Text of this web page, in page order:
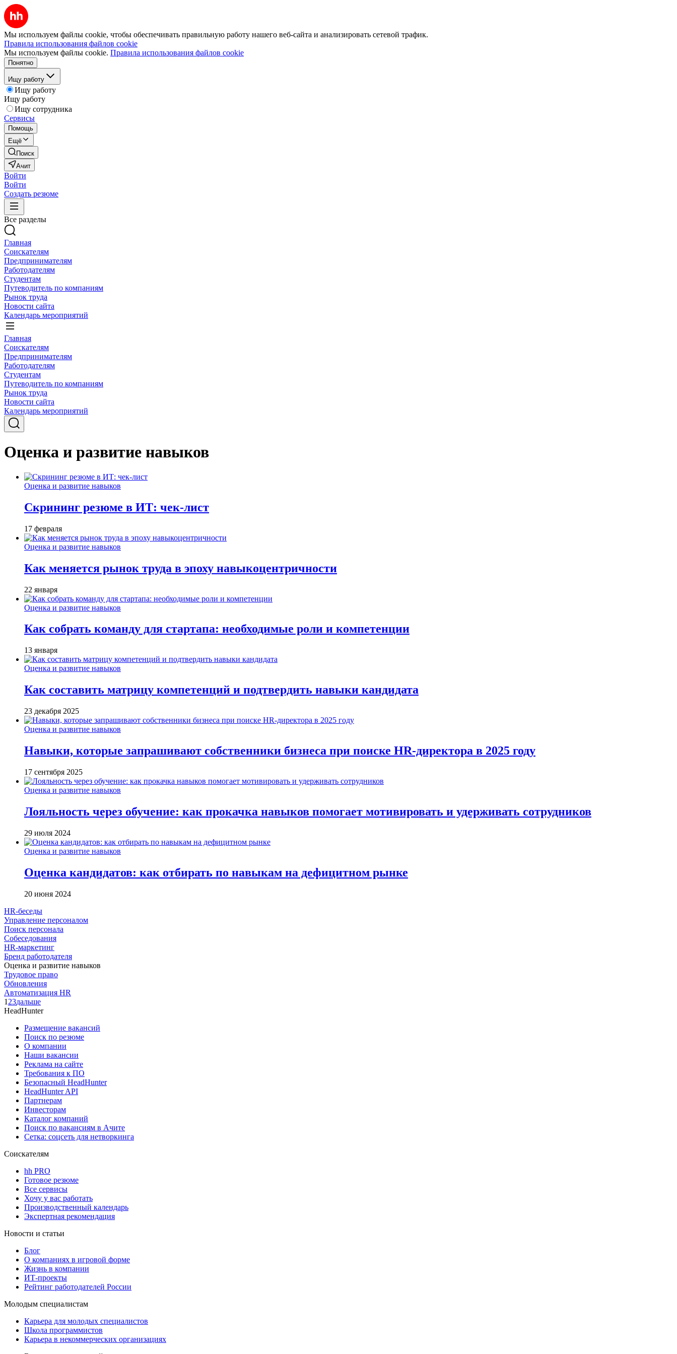
Мы используем файлы cookie, чтобы обеспечивать правильную работу нашего веб-сайта и анализировать сетевой трафик.
Правила использования файлов cookie
Мы используем файлы cookie. Правила использования файлов cookie
Понятно
Ищу работу
Ищу работу
Ищу работу
Ищу сотрудника
Сервисы
Помощь
Ещё
Поиск
Ачит
Войти
Войти
Создать резюме
Все разделы
Главная
Соискателям
Предпринимателям
Работодателям
Студентам
Путеводитель по компаниям
Рынок труда
Новости сайта
Календарь мероприятий
Главная
Соискателям
Предпринимателям
Работодателям
Студентам
Путеводитель по компаниям
Рынок труда
Новости сайта
Календарь мероприятий
Оценка и развитие навыков
Оценка и развитие навыков
Скрининг резюме в ИТ: чек-лист
17 февраля
Оценка и развитие навыков
Как меняется рынок труда в эпоху навыкоцентричности
22 января
Оценка и развитие навыков
Как собрать команду для стартапа: необходимые роли и компетенции
13 января
Оценка и развитие навыков
Как составить матрицу компетенций и подтвердить навыки кандидата
23 декабря 2025
Оценка и развитие навыков
Навыки, которые запрашивают собственники бизнеса при поиске HR-директора в 2025 году
17 сентября 2025
Оценка и развитие навыков
Лояльность через обучение: как прокачка навыков помогает мотивировать и удерживать сотрудников
29 июля 2024
Оценка и развитие навыков
Оценка кандидатов: как отбирать по навыкам на дефицитном рынке
20 июня 2024
HR-беседы
Управление персоналом
Поиск персонала
Собеседования
HR-маркетинг
Бренд работодателя
Оценка и развитие навыков
Трудовое право
Обновления
Автоматизация HR
1 23дальше
HeadHunter
Размещение вакансий
Поиск по резюме
О компании
Наши вакансии
Реклама на сайте
Требования к ПО
Безопасный HeadHunter
HeadHunter API
Партнерам
Инвесторам
Каталог компаний
Поиск по вакансиям в Ачите
Сетка: соцсеть для нетворкинга
Соискателям
hh PRO
Готовое резюме
Все сервисы
Хочу у вас работать
Производственный календарь
Экспертная рекомендация
Новости и статьи
Блог
О компаниях в игровой форме
Жизнь в компании
ИТ-проекты
Рейтинг работодателей России
Молодым специалистам
Карьера для молодых специалистов
Школа программистов
Карьера в некоммерческих организациях